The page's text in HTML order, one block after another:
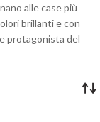
alle case più
brillanti e con
protagonista del